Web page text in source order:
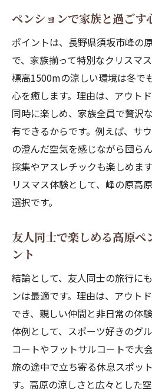
ペンションで家族と過ごす
ポイントは、長野県須坂市峰の
で、家族揃って特別なクリスマ
標高1500mの涼しい環境は冬で
心を癒します。理由は、アウト
同時に楽しめ、家族全員で贅沢
有できるからです。例えば、サ
の澄んだ空気を感じながら団ら
採集やアスレチックも楽しめま
リスマス体験として、峰の原高
選択です。
友人同士で楽しめる高原ペ
ント
結論として、友人同士の旅行に
ンは最適です。理由は、アウト
でき、親しい仲間と非日常の体
体例として、スポーツ好きのグ
コートやフットサルコートで大
旅の途中で立ち寄る休息スポッ
す。高原の涼しさと広々とした